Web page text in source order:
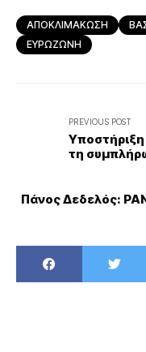
ΑΠΟΚΛΙΜΑΚΩΣΗ
ΕΥΡΩΖΩΝΗ
PREVIOUS POST
τη
Πάνος Δεδελός: